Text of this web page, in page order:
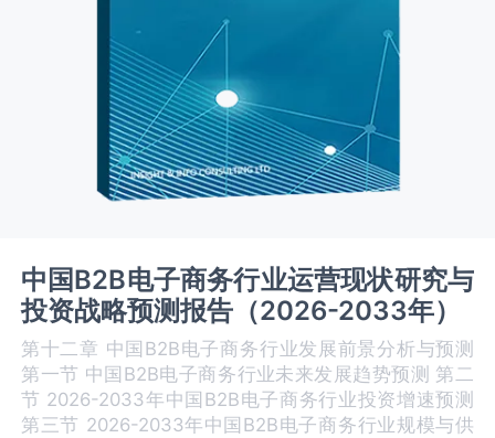
中国B2B电子商务行业运营现状研究与
投资战略预测报告（2026-2033年）
第十二章 中国B2B电子商务‌‌‌行业发展前景分析与预测
第一节 中国B2B电子商务‌‌‌行业未来发展趋势预测 第二
节 2026-2033年中国B2B电子商务行业投资增速预测
第三节 2026-2033年中国B2B电子商务‌‌‌行业规模与供